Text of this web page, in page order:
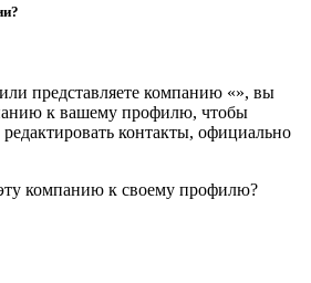
представляете компанию «», вы
к вашему профилю, чтобы
контакты, официально
компанию к своему профилю?